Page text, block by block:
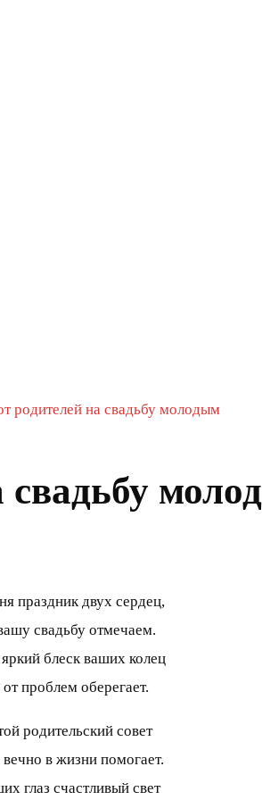
родителей на свадьбу молодым
свадьбу
праздник двух сердец,
свадьбу отмечаем.
блеск ваших колец
проблем оберегает.
родительский совет
в жизни помогает.
глаз счастливый свет